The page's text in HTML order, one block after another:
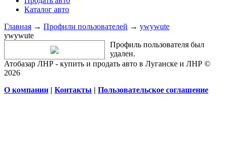
Каталог авто
Главная → Профили пользователей → ywywute
ywywute
Профиль пользователя был
удален.
Атобазар ЛНР - купить и продать авто в Луганске и ЛНР ©
2026
О компании | Контакты | Пользовательское соглашение